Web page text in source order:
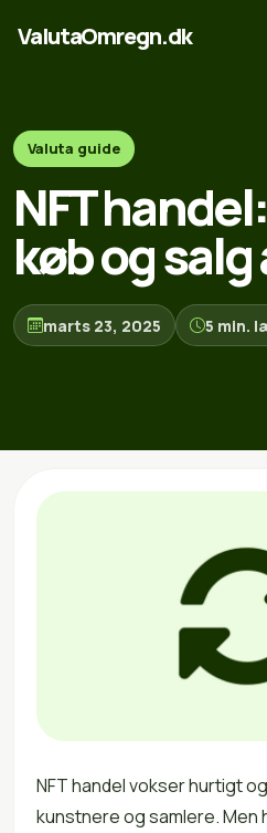
ValutaOmregn.dk
Valuta guide
NFT
køb og salg
marts 23, 2025 5 min.
NFT handel vokser hurtigt
kunstnere og samlere. Men